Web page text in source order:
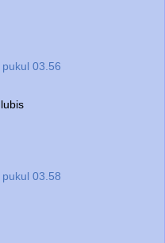
03.56
03.58